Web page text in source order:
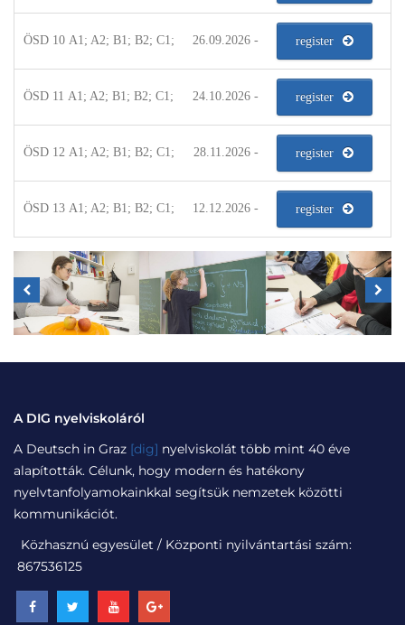
ÖSD 10 A1; A2; B1; B2; C1; 26.09.2026 - register
ÖSD 11 A1; A2; B1; B2; C1; 24.10.2026 - register
ÖSD 12 A1; A2; B1; B2; C1; 28.11.2026 - register
ÖSD 13 A1; A2; B1; B2; C1; 12.12.2026 - register
A DIG nyelviskoláról
A Deutsch in Graz [dig] nyelviskolát több mint 40 éve
alapították. Célunk, hogy modern és hatékony
nyelvtanfolyamokainkkal segítsük nemzetek közötti
kommunikációt.
Közhasznú egyesület / Központi nyilvántartási szám:
867536125